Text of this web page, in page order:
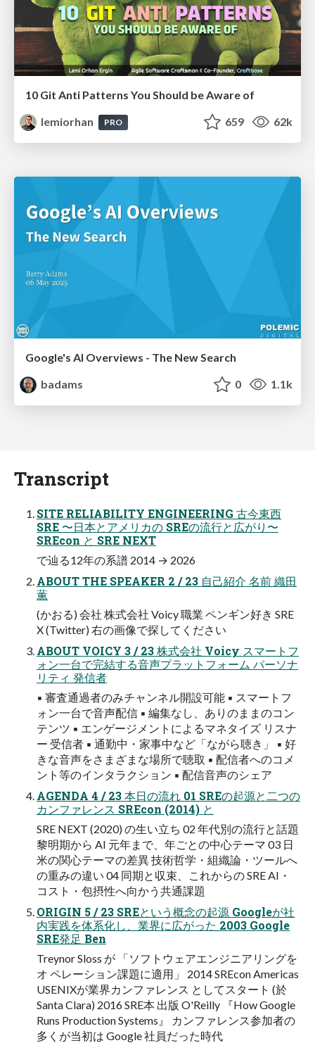
10 Git Anti Patterns You Should be Aware of
lemiorhan
PRO 659 62k
Google's AI Overviews - The New Search
badams
0 1.1k
Transcript
SITE RELIABILITY ENGINEERING 古今東西
SRE 〜日本とアメリカの SREの流行と広がり〜
SREcon と SRE NEXT
で辿る12年の系譜 2014 → 2026
ABOUT THE SPEAKER 2 / 23 自己紹介 名前 織田
薫
(かおる) 会社 株式会社 Voicy 職業 ペンギン好き SRE
X (Twitter) 右の画像で探してください
ABOUT VOICY 3 / 23 株式会社 Voicy スマートフ
ォン一台で完結する音声プラットフォーム パーソナ
リティ 発信者
▪ 審査通過者のみチャンネル開設可能 ▪ スマートフ
ォン一台で音声配信 ▪ 編集なし、ありのままのコン
テンツ ▪ エンゲージメントによるマネタイズ リスナ
ー 受信者 ▪ 通勤中・家事中など「ながら聴き」 ▪ 好
きな音声をさまざまな場所で聴取 ▪ 配信者へのコメ
ント等のインタラクション ▪ 配信音声のシェア
AGENDA 4 / 23 本日の流れ 01 SREの起源と二つの
カンファレンス SREcon (2014) と
SRE NEXT (2020) の生い立ち 02 年代別の流行と話題
黎明期から AI 元年まで、年ごとの中心テーマ 03 日
米の関心テーマの差異 技術哲学・組織論・ツールへ
の重みの違い 04 同期と収束、これからの SRE AI・
コスト・包摂性へ向かう共通課題
ORIGIN 5 / 23 SREという概念の起源 Googleが社
内実践を体系化し、業界に広がった 2003 Google
SRE発足 Ben
Treynor Sloss が 「ソフトウェアエンジニアリングを
オ ペレーション課題に適用」 2014 SREcon Americas
USENIXが業界カンファレンス としてスタート (於
Santa Clara) 2016 SRE本 出版 O'Reilly 『How Google
Runs Production Systems』 カンファレンス参加者の
多くが当初は Google 社員だった時代